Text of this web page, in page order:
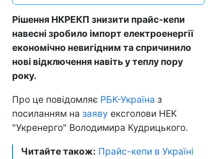
Рішення НКРЕКП знизити прайс-кепи
навесні зробило імпорт електроенергії
економічно невигідним та спричинило
нові відключення навіть у теплу пору
року.
Про це повідомляє РБК-Україна з
посиланням на заяву ексголови НЕК
"Укренерго" Володимира Кудрицького.
Читайте також: Прайс-кепи в Україні